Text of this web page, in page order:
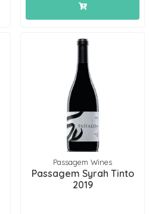
Passagem Wines
Passagem Syrah Tinto
2019